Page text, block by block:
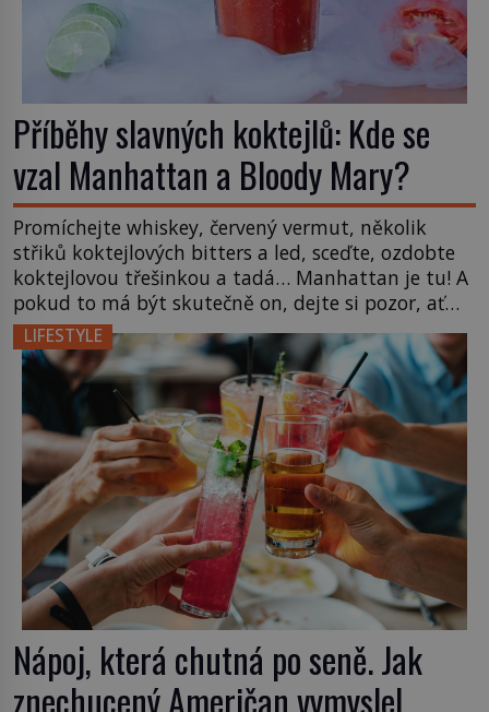
Příběhy slavných koktejlů: Kde se
vzal Manhattan a Bloody Mary?
Promíchejte whiskey, červený vermut, několik
střiků koktejlových bitters a led, sceďte, ozdobte
koktejlovou třešinkou a tadá… Manhattan je tu! A
pokud to má být skutečně on, dejte si pozor, ať
místo klasické americké rye whiskey či klidně
bourbonu nepoužijete skotskou whisku. Co se
stane? Inu, koktejl bude stále skvělý, ale už to
nebude Manhattan ale […]
LIFESTYLE
Nápoj, která chutná po seně. Jak
znechucený Američan vymyslel